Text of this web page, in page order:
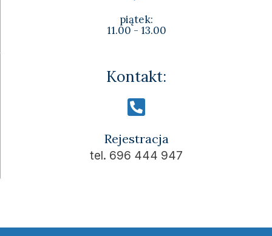
piątek:
11.00 - 13.00
Kontakt:
Rejestracja
tel. 696 444 947